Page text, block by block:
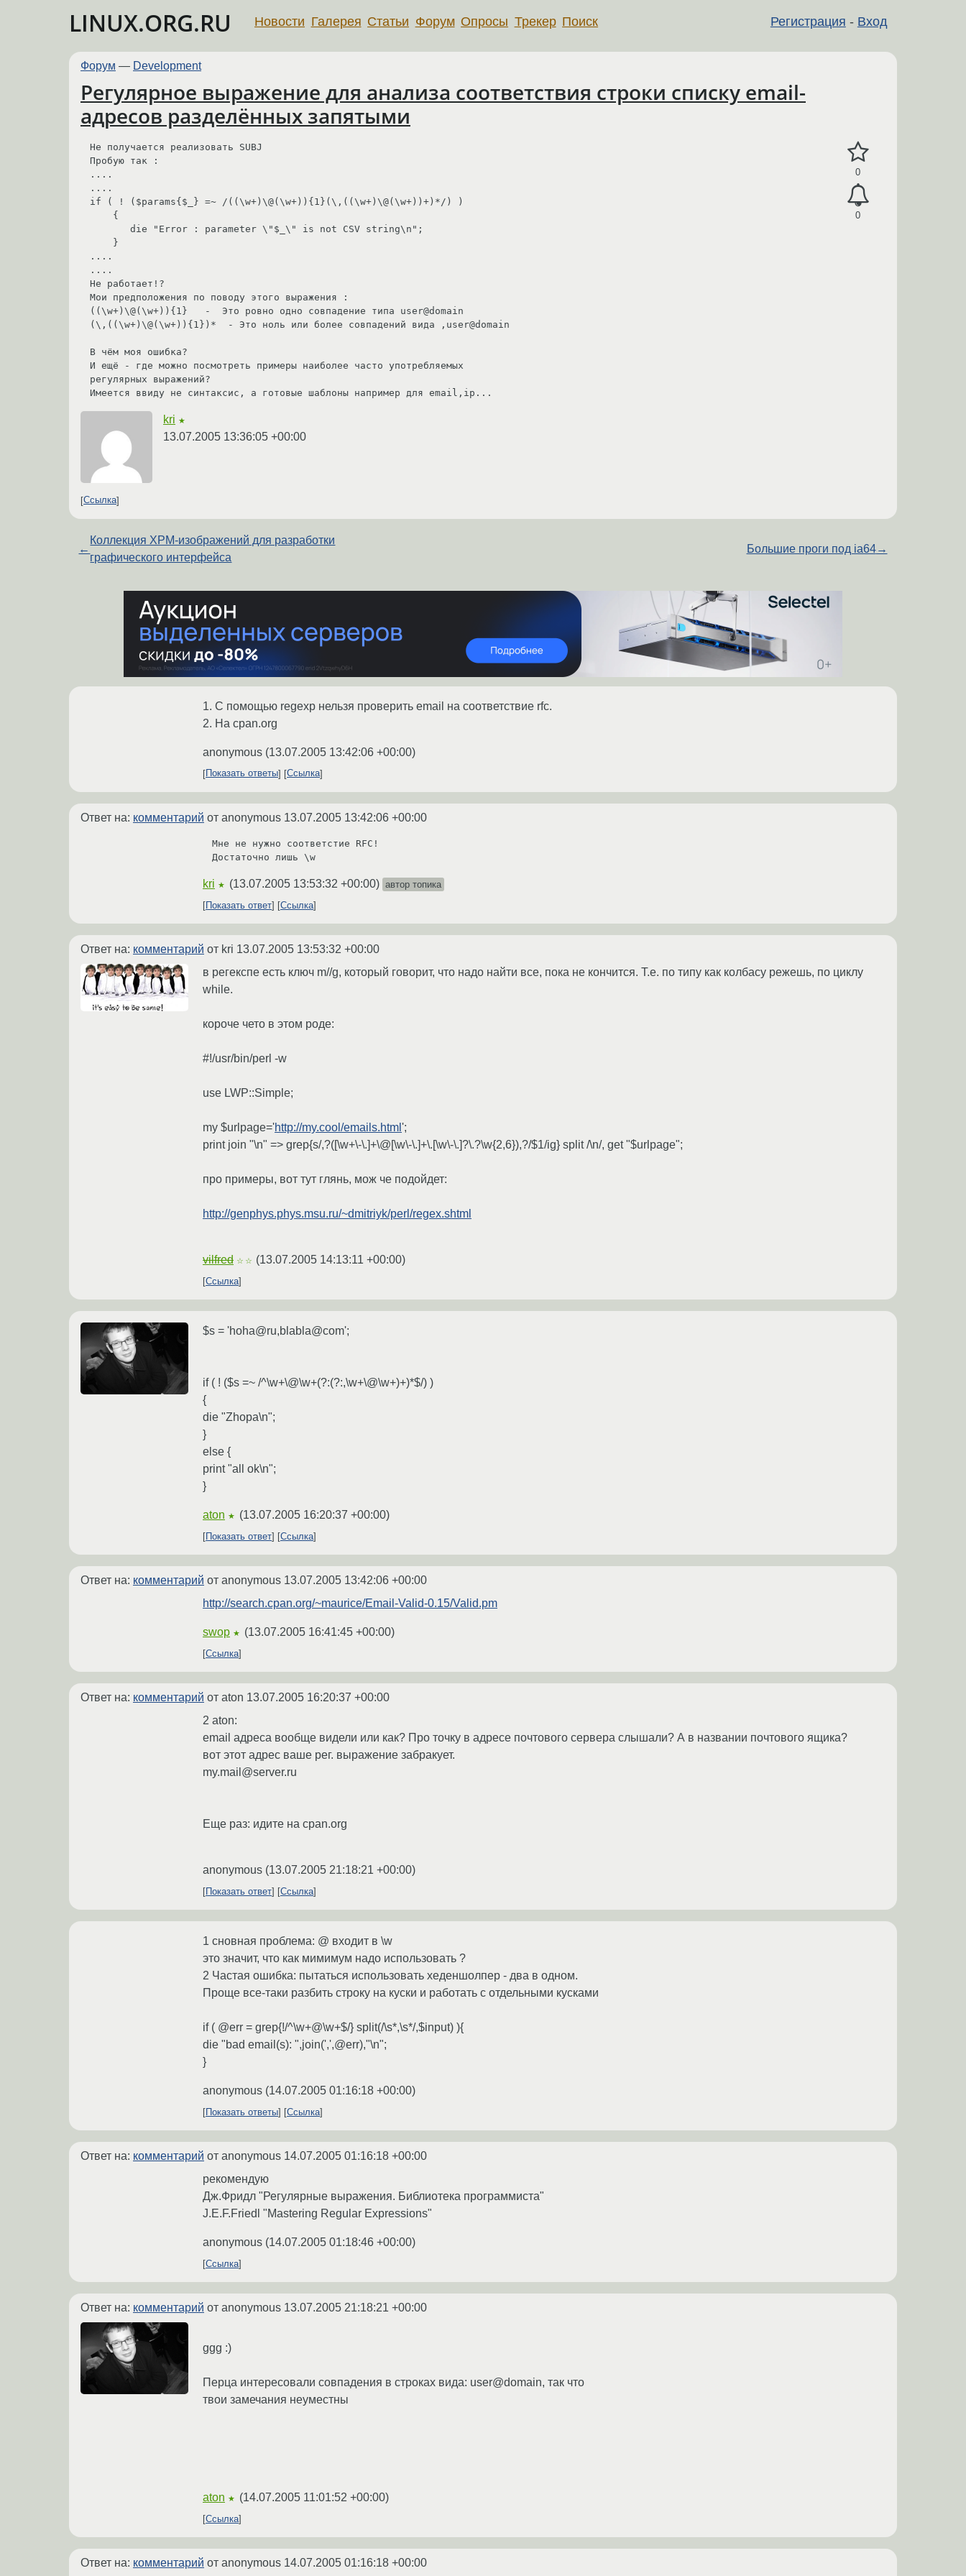
LINUX.ORG.RU Регистрация - Вход
Новости Галерея Статьи Форум Опросы Трекер Поиск
Форум — Development
Регулярное выражение для анализа соответствия строки списку email-
адресов разделённых запятыми
0
0
Не получается реализовать SUBJ
Пробую так :
....
....
if ( ! ($params{$_} =~ /((\w+)\@(\w+)){1}(\,((\w+)\@(\w+))+)*/) )
....
....
Не работает!?
Мои предположения по поводу этого выражения :
((\w+)\@(\w+)){1}   -  Это ровно одно совпадение типа user@domain
(\,((\w+)\@(\w+)){1})*  - Это ноль или более совпадений вида ,user@domain
В чём моя ошибка?
И ещё - где можно посмотреть примеры наиболее часто употребляемых
регулярных выражений?
Имеется ввиду не синтаксис, а готовые шаблоны например для email,ip...
kri ★
13.07.2005 13:36:05 +00:00
Ссылка
←
Коллекция XPM-изображений для разработки
графического интерфейса
Большие проги под ia64→
1. С помощью regexp нельзя проверить email на соответствие rfc.
2. На cpan.org
anonymous (13.07.2005 13:42:06 +00:00)
Показать ответы Ссылка
Ответ на: комментарий от anonymous 13.07.2005 13:42:06 +00:00
Мне не нужно соответстие RFC!
Достаточно лишь \w
kri ★ (13.07.2005 13:53:32 +00:00) автор топика
Показать ответ
Ссылка
Ответ на: комментарий от kri 13.07.2005 13:53:32 +00:00
в регекспе есть ключ m//g, который говорит, что надо найти все, пока не кончится. Т.е. по типу как колбасу режешь, по циклу
while.
короче чето в этом роде:
#!/usr/bin/perl -w
use LWP::Simple;
my $urlpage='http://my.cool/emails.html ';
print join "\n" => grep{s/,?([\w+\-\.]+\@[\w\-\.]+\.[\w\-\.]?\.?\w{2,6}),?/$1/ig} split /\n/, get "$urlpage";
про примеры, вот тут глянь, мож че подойдет:
http://genphys.phys.msu.ru/~dmitriyk/perl/regex.shtml
vilfred ☆☆ (13.07.2005 14:13:11 +00:00)
Ссылка
$s = 'hoha@ru,blabla@com';
if ( ! ($s =~ /^\w+\@\w+(?:(?:,\w+\@\w+)+)*$/) )
{
die "Zhopa\n";
}
else {
print "all ok\n";
}
aton ★ (13.07.2005 16:20:37 +00:00)
Показать ответ Ссылка
Ответ на: комментарий от anonymous 13.07.2005 13:42:06 +00:00
http://search.cpan.org/~maurice/Email-Valid-0.15/Valid.pm
swop ★ (13.07.2005 16:41:45 +00:00)
Ссылка
Ответ на: комментарий от aton 13.07.2005 16:20:37 +00:00
2 aton:
email адреса вообще видели или как? Про точку в адресе почтового сервера слышали? А в названии почтового ящика?
вот этот адрес ваше рег. выражение забракует.
my.mail@server.ru
Еще раз: идите на cpan.org
anonymous (13.07.2005 21:18:21 +00:00)
Показать ответ Ссылка
1 сновная проблема: @ входит в \w
это значит, что как мимимум надо использовать ?
2 Частая ошибка: пытаться использовать хеденшолпер - два в одном.
Проще все-таки разбить строку на куски и работать с отдельными кусками
if ( @err = grep{!/^\w+@\w+$/} split(/\s*,\s*/,$input) ){
die "bad email(s): ",join(',',@err),"\n";
}
anonymous (14.07.2005 01:16:18 +00:00)
Показать ответы Ссылка
Ответ на: комментарий от anonymous 14.07.2005 01:16:18 +00:00
рекомендую
Дж.Фридл "Регулярные выражения. Библиотека программиста"
J.E.F.Friedl "Mastering Regular Expressions"
anonymous (14.07.2005 01:18:46 +00:00)
Ссылка
Ответ на: комментарий от anonymous 13.07.2005 21:18:21 +00:00
ggg :)
Перца интересовали совпадения в строках вида: user@domain, так что
твои замечания неуместны
aton ★ (14.07.2005 11:01:52 +00:00)
Ссылка
Ответ на: комментарий от anonymous 14.07.2005 01:16:18 +00:00